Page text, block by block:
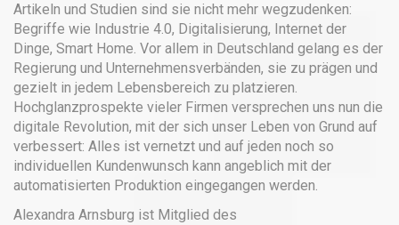
Artikeln und Studien sind sie nicht mehr wegzudenken:
Begriffe wie Industrie 4.0, Digitalisierung, Internet der
Dinge, Smart Home. Vor allem in Deutschland gelang es der
Regierung und Unternehmensverbänden, sie zu prägen und
gezielt in jedem Lebensbereich zu platzieren.
Hochglanzprospekte vieler Firmen versprechen uns nun die
digitale Revolution, mit der sich unser Leben von Grund auf
verbessert: Alles ist vernetzt und auf jeden noch so
individuellen Kundenwunsch kann angeblich mit der
automatisierten Produktion eingegangen werden.
Alexandra Arnsburg ist Mitglied des